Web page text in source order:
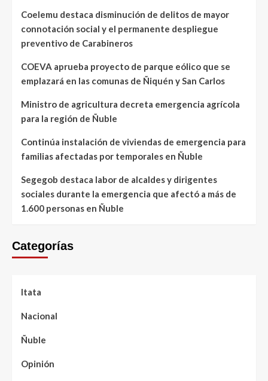
Coelemu destaca disminución de delitos de mayor
connotación social y el permanente despliegue
preventivo de Carabineros
COEVA aprueba proyecto de parque eólico que se
emplazará en las comunas de Ñiquén y San Carlos
Ministro de agricultura decreta emergencia agrícola
para la región de Ñuble
Continúa instalación de viviendas de emergencia para
familias afectadas por temporales en Ñuble
Segegob destaca labor de alcaldes y dirigentes
sociales durante la emergencia que afectó a más de
1.600 personas en Ñuble
Categorías
Itata
Nacional
Ñuble
Opinión